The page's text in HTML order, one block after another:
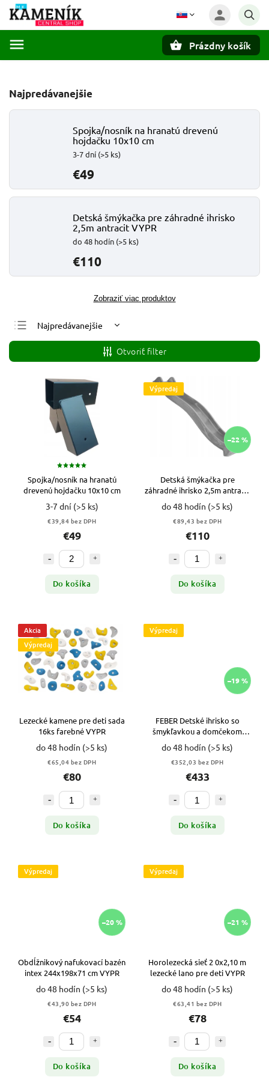
Prázdny košík
Najpredávanejšie
Spojka/nosník na hranatú drevenú
hojdačku 10x10 cm
3-7 dní (>5 ks)
€49
Detská šmýkačka pre záhradné ihrisko
2,5m antracit VYPR
do 48 hodín (>5 ks)
€110
Zobraziť viac produktov
Najpredávanejšie
Najlacnejšie
Najdrahšie
Abecedne
Otvoriť filter
Spojka/nosník na hranatú
drevenú hojdačku 10x10 cm
3-7 dní (>5 ks)
€39,84 bez DPH
€49
Do košíka
Výpredaj
–22 %
Detská šmýkačka pre
záhradné ihrisko 2,5m antracit
VYPR
do 48 hodín (>5 ks)
€89,43 bez DPH
€110
Do košíka
Akcia
Výpredaj
Lezecké kamene pre deti sada
16ks farebné VYPR
do 48 hodín (>5 ks)
€65,04 bez DPH
€80
Do košíka
Výpredaj
–19 %
FEBER Detské ihrisko so
šmykľavkou a domčekom
VYPR
do 48 hodín (>5 ks)
€352,03 bez DPH
€433
Do košíka
Výpredaj
–20 %
Obdĺžnikový nafukovací bazén
intex 244x198x71 cm VYPR
do 48 hodín (>5 ks)
€43,90 bez DPH
€54
Do košíka
Výpredaj
–21 %
Horolezecká sieť 2 0x2,10 m
lezecké lano pre deti VYPR
do 48 hodín (>5 ks)
€63,41 bez DPH
€78
Do košíka